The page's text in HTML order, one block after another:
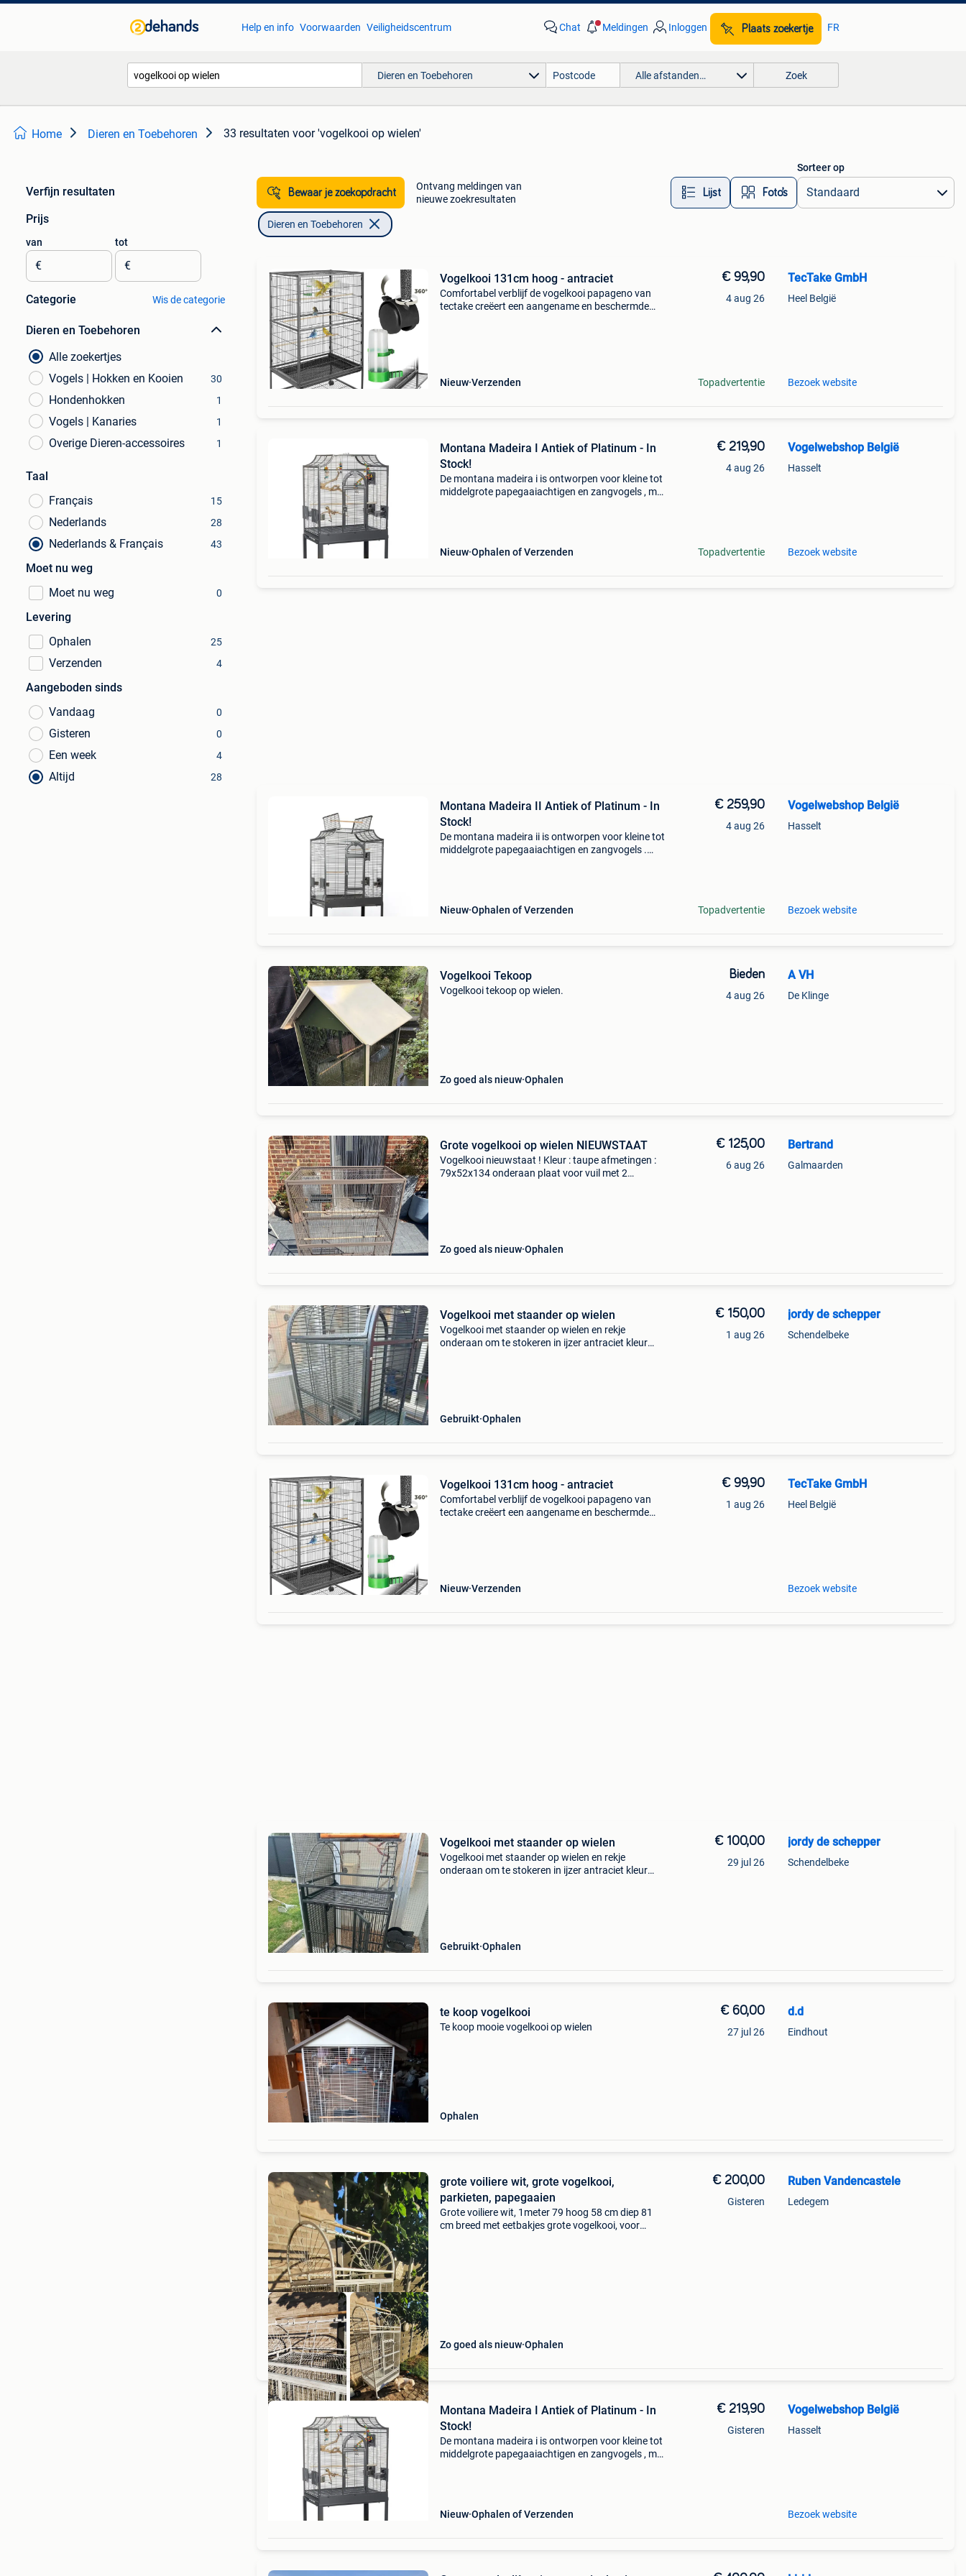
Help en info Voorwaarden Veiligheidscentrum Chat Meldingen Inloggen Plaats zoekertje FR
Dieren en Toebehoren Alle afstanden… Zoek
Home Dieren en Toebehoren 33 resultaten voor 'vogelkooi op wielen'
Verfijn resultaten
Prijs
van
€
tot
€
Categorie Wis de categorie
Dieren en Toebehoren
Alle zoekertjes
Vogels | Hokken en Kooien
30
Hondenhokken 1
Vogels | Kanaries 1
Overige Dieren-accessoires 1
Taal
Français
15
Nederlands 28
Nederlands & Français 43
Moet nu weg
Moet nu weg
0
Levering
Ophalen
25
Verzenden 4
Aangeboden sinds
Vandaag
0
Gisteren 0
Een week 4
Altijd 28
Bewaar je zoekopdracht
Ontvang meldingen van
nieuwe zoekresultaten
Lijst Foto’s
Sorteer op
Dieren en Toebehoren
Vogelkooi 131cm hoog - antraciet
Comfortabel verblijf de vogelkooi papageno van
tectake creëert een aangename en beschermde
Nieuw Verzenden
€ 99,90
4 aug 26
Topadvertentie
TecTake GmbH
Heel België
Bezoek website
Montana Madeira I Antiek of Platinum - In
Stock!
De montana madeira i is ontworpen voor kleine tot
middelgrote papegaaiachtigen en zangvogels , met
Nieuw Ophalen of Verzenden
€ 219,90
4 aug 26
Topadvertentie
Vogelwebshop België
Hasselt
Bezoek website
Montana Madeira II Antiek of Platinum - In
Stock!
De montana madeira ii is ontworpen voor kleine tot
middelgrote papegaaiachtigen en zangvogels .
Nieuw Ophalen of Verzenden
€ 259,90
4 aug 26
Topadvertentie
Vogelwebshop België
Hasselt
Bezoek website
Vogelkooi Tekoop
Vogelkooi tekoop op wielen.
Zo goed als nieuw Ophalen
Bieden
4 aug 26
A VH
De Klinge
Grote vogelkooi op wielen NIEUWSTAAT
Vogelkooi nieuwstaat ! Kleur : taupe afmetingen :
79x52x134 onderaan plaat voor vuil met 2
Zo goed als nieuw Ophalen
€ 125,00
6 aug 26
Bertrand
Galmaarden
Vogelkooi met staander op wielen
Vogelkooi met staander op wielen en rekje
onderaan om te stokeren in ijzer antraciet kleur
Gebruikt Ophalen
€ 150,00
1 aug 26
jordy de schepper
Schendelbeke
Vogelkooi 131cm hoog - antraciet
Comfortabel verblijf de vogelkooi papageno van
tectake creëert een aangename en beschermde
Nieuw Verzenden
€ 99,90
1 aug 26
TecTake GmbH
Heel België
Bezoek website
Vogelkooi met staander op wielen
Vogelkooi met staander op wielen en rekje
onderaan om te stokeren in ijzer antraciet kleur
Gebruikt Ophalen
€ 100,00
29 jul 26
jordy de schepper
Schendelbeke
te koop vogelkooi
Te koop mooie vogelkooi op wielen
Ophalen
€ 60,00
27 jul 26
d.d
Eindhout
grote voiliere wit, grote vogelkooi,
parkieten, papegaaien
Grote voiliere wit, 1meter 79 hoog 58 cm diep 81
cm breed met eetbakjes grote vogelkooi, voor
Zo goed als nieuw Ophalen
€ 200,00
Gisteren
Ruben Vandencastele
Ledegem
Montana Madeira I Antiek of Platinum - In
Stock!
De montana madeira i is ontworpen voor kleine tot
middelgrote papegaaiachtigen en zangvogels , met
Nieuw Ophalen of Verzenden
€ 219,90
Gisteren
Vogelwebshop België
Hasselt
Bezoek website